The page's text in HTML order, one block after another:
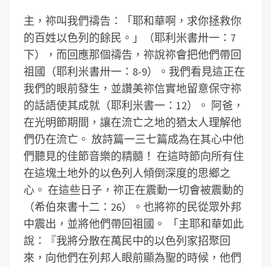
主，祢叫我們禱告：「耶和華啊，求你拯救你
的百姓以色列的餘民。」（耶利米書卅一：7
下），而回應那個禱告，祢說祢會把他們帶回
祖國（耶利米書卅一：8-9）。我們看見這正在
我們的眼前發生，並讚美祢信實地留意保守祢
的話語使其成就（耶利米書一：12）。 阿爸，
在光明節期間，讓在流亡之地的猶太人理解他
們仍在流亡。 放詩篇一三七篇成為在其心中他
們聽見的佳節音樂的精髓！ 在這時節向所有住
在這塊土地外的以色列人傾倒深度的思鄉之
心。 在這些日子，祢正在震動一切會被震動的
（希伯來書十二：26）。也將祢的民從眾外邦
中震出，並將他們帶回祖國。 「主耶和華如此
說：『我將分散在萬民中的以色列家招聚回
來，向他們在列邦人眼前顯為聖的時候，他們